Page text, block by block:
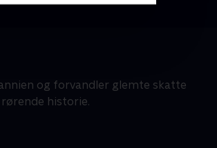
og forvandler glemte skatte
historie.